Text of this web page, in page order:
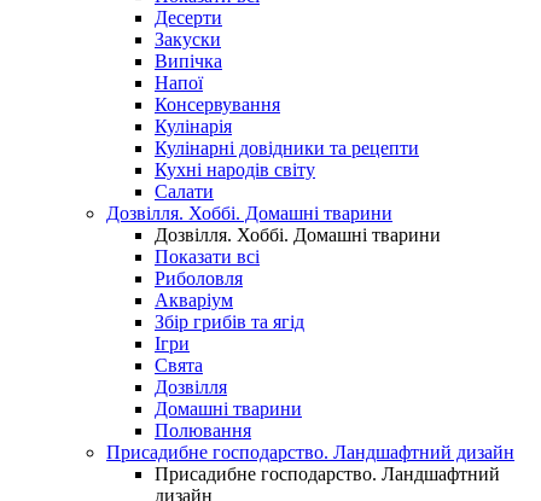
Десерти
Закуски
Випічка
Напої
Консервування
Кулінарія
Кулінарні довідники та рецепти
Кухні народів світу
Салати
Дозвілля. Хоббі. Домашні тварини
Дозвілля. Хоббі. Домашні тварини
Показати всі
Риболовля
Акваріум
Збір грибів та ягід
Ігри
Свята
Дозвілля
Домашні тварини
Полювання
Присадибне господарство. Ландшафтний дизайн
Присадибне господарство. Ландшафтний
дизайн